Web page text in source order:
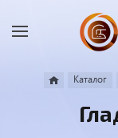
Каталог